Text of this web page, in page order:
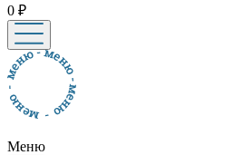
0 ₽
Меню